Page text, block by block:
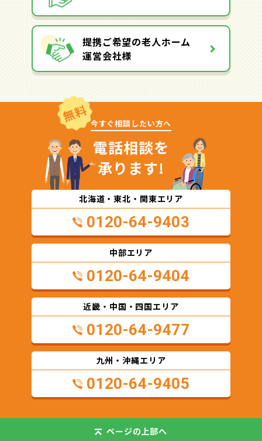
提携ご希望の老人ホーム
運営会社様
無料 今すぐ相談したい方へ
電話相談を
承ります!
北海道・東北・関東エリア
0120-64-9403
中部エリア
0120-64-9404
近畿・中国・四国エリア
0120-64-9477
九州・沖縄エリア
0120-64-9405
ページの 上部へ